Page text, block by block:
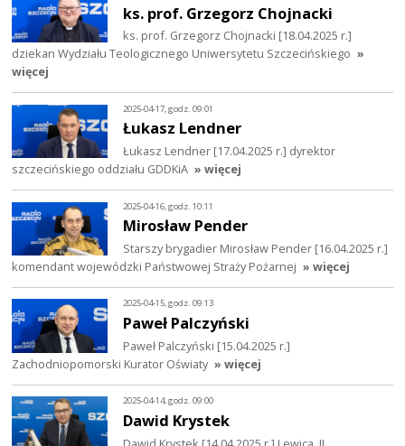
ks. prof. Grzegorz Chojnacki
ks. prof. Grzegorz Chojnacki [18.04.2025 r.]
dziekan Wydziału Teologicznego Uniwersytetu Szczecińskiego »
więcej
2025-04-17, godz. 09:01
Łukasz Lendner
Łukasz Lendner [17.04.2025 r.] dyrektor
szczecińskiego oddziału GDDKiA » więcej
2025-04-16, godz. 10:11
Mirosław Pender
Starszy brygadier Mirosław Pender [16.04.2025 r.]
komendant wojewódzki Państwowej Straży Pożarnej » więcej
2025-04-15, godz. 09:13
Paweł Palczyński
Paweł Palczyński [15.04.2025 r.]
Zachodniopomorski Kurator Oświaty » więcej
2025-04-14, godz. 09:00
Dawid Krystek